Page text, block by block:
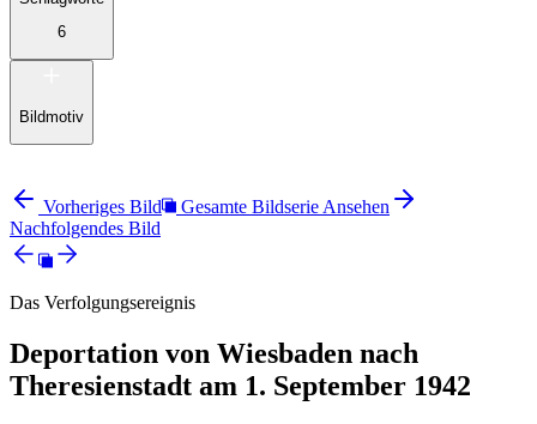
6
Bildmotiv
Vorheriges Bild
Gesamte Bildserie Ansehen
Nachfolgendes Bild
Das Verfolgungsereignis
Deportation von Wiesbaden nach
Theresienstadt am 1. September 1942